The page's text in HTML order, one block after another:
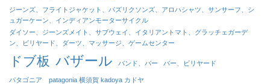
ジーンズ、フライトジャケット、パズリクソンズ、アロハシャツ、サンサーフ、シ
ュガーケーン、インディアンモーターサイクル
ダイソー、ジーンズメイト、サブウェイ、イタリアントマト、グラッチェガーデ
ン、ビリヤード、ダーツ、マッサージ、ゲームセンター
ドブ板 バザール バンド、バー バー、ビリヤード
パタゴニア patagonia 横須賀 kadoya カドヤ